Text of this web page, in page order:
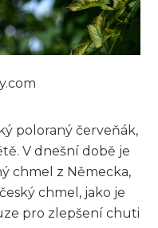
poloraný červeňák,
V dnešní době je
chmel z Německa,
chmel, jako je
pro zlepšení chuti